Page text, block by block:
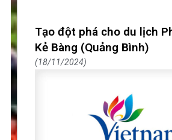
Tạo đột phá cho du lịch
Kẻ Bàng (Quảng Bình)
18/11/2024